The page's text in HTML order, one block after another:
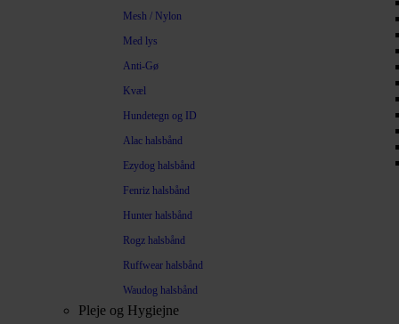
Mesh / Nylon
Med lys
Anti-Gø
Kvæl
Hundetegn og ID
Alac halsbånd
Ezydog halsbånd
Fenriz halsbånd
Hunter halsbånd
Rogz halsbånd
Ruffwear halsbånd
Waudog halsbånd
Pleje og Hygiejne